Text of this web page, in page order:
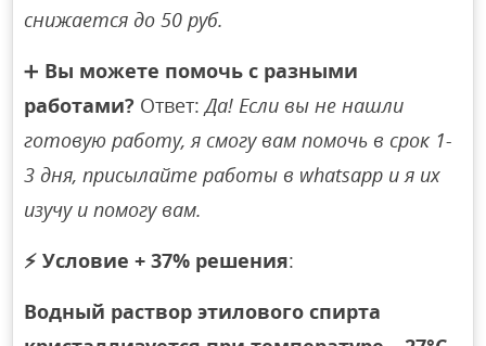
снижается до 50 руб.
➕ Вы можете помочь с разными
работами? Ответ:Да! Если вы не нашли
готовую работу, я смогу вам помочь в срок 1-
3 дня, присылайте работы в whatsapp и я их
изучу и помогу вам.
⚡ Условие + 37% решения:
Водный раствор этилового спирта